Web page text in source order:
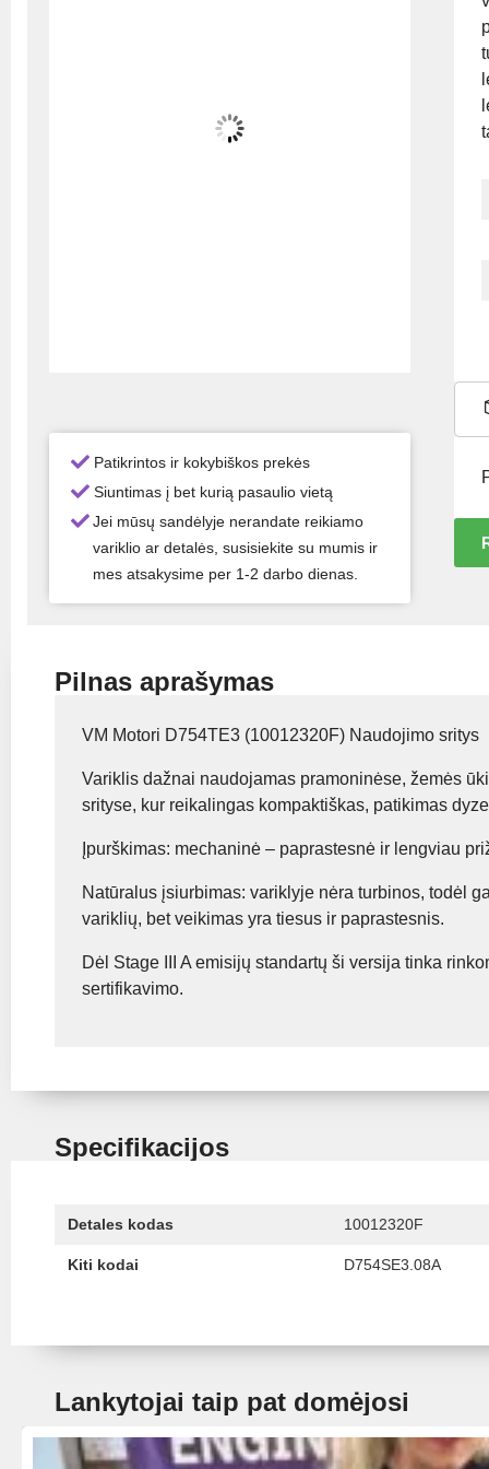
Patikrintos ir kokybiškos prekės
Siuntimas į bet kurią pasaulio vietą
Jei mūsų sandėlyje nerandate reikiamo
variklio ar detalės, susisiekite su mumis ir
mes atsakysime per 1-2 darbo dienas.
Pilnas aprašymas
VM Motori D754TE3 (10012320F) Naudojimo sritys
Variklis dažnai naudojamas pramoninėse, žemės
srityse, kur reikalingas kompaktiškas, patikimas
Įpurškimas: mechaninė – paprastesnė ir lengviau
Natūralus įsiurbimas: variklyje nėra turbinos, todėl
variklių, bet veikimas yra tiesus ir paprastesnis.
Dėl Stage III A emisijų standartų ši versija tinka
sertifikavimo.
Specifikacijos
Detales kodas 10012320F
Kiti kodai D754SE3.08A
Lankytojai taip pat domėjosi